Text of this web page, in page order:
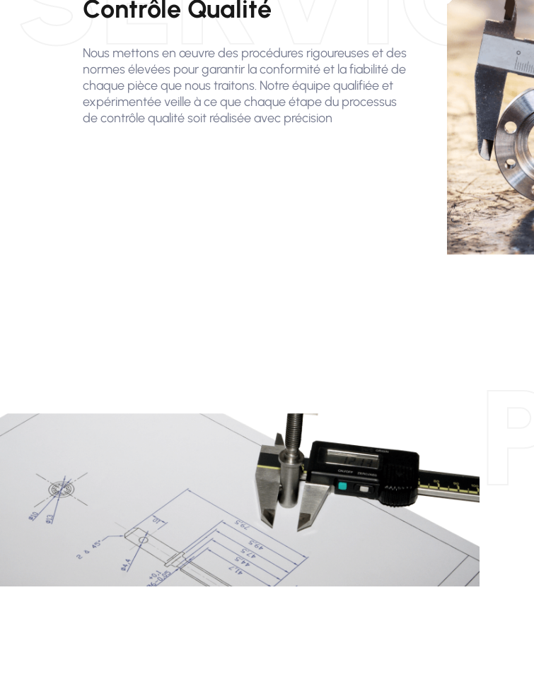
Contrôle Qualité
Nous mettons en œuvre des procédures rigoureuses et des
normes élevées pour garantir la conformité et la fiabilité de
chaque pièce que nous traitons. Notre équipe qualifiée et
expérimentée veille à ce que chaque étape du processus
de contrôle qualité soit réalisée avec précision